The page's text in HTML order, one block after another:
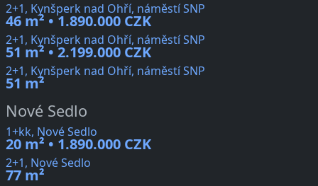
2+1, Kynšperk nad Ohří, náměstí SNP
46 m² • 1.890.000 CZK
2+1, Kynšperk nad Ohří, náměstí SNP
51 m² • 2.199.000 CZK
2+1, Kynšperk nad Ohří, náměstí SNP
51 m²
Nové Sedlo
1+kk, Nové Sedlo
20 m² • 1.890.000 CZK
2+1, Nové Sedlo
77 m²